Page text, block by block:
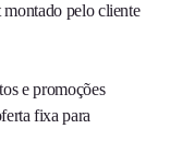
montado pelo cliente
e promoções
fixa para